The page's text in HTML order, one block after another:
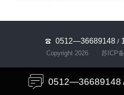
0512—36689148 /
Copyright 2026 苏ICP
0512—36689148